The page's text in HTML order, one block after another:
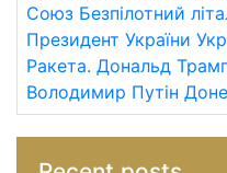
Союз Безпілотний
Президент України
Ракета. Дональд
Володимир Путін